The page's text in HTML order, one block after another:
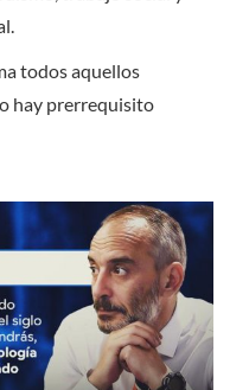
todos aquellos
hay prerrequisito